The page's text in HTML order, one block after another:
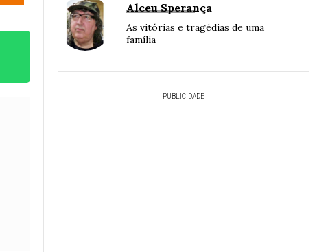
Alceu Sperança
As vitórias e tragédias de uma
família
PUBLICIDADE